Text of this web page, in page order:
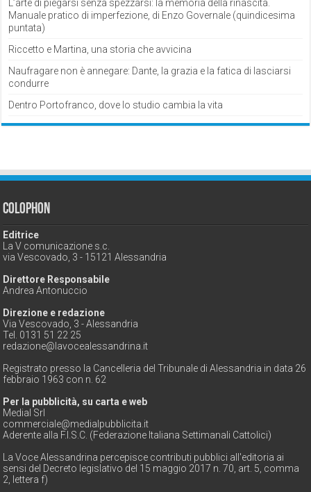
L’arte di piegarsi senza spezzarsi: la memoria della rinascita.
Manuale pratico di imperfezione, di Enzo Governale (quindicesima
puntata)
Riccetto e Martina, una storia che avvicina
Naufragare non è annegare: Dante, la grazia e la fatica di lasciarsi
condurre
Dentro Portofranco, dove lo studio cambia la vita
Colophon
Editrice
La V comunicazione s.c.
via Vescovado, 3 - 15121 Alessandria
Direttore Responsabile
Andrea Antonuccio
Direzione e redazione
Via Vescovado, 3 - Alessandria
Tel. 0131 51 22 25
redazione@lavocealessandrina.it
Registrato presso la Cancelleria del Tribunale di Alessandria in data 26
febbraio 1963 con n. 62
Per la pubblicità, su carta e web
Medial Srl
commerciale@medialpubblicita.it
Aderente alla F.I.S.C. (Federazione Italiana Settimanali Cattolici)
La Voce Alessandrina percepisce contributi pubblici all'editoria ai
sensi del Decreto legislativo del 15 maggio 2017 n. 70, art. 5, comma
2, lettera f)